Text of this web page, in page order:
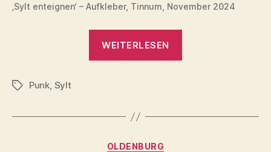
‚Sylt enteignen‘ – Aufkleber, Tinnum, November 2024
WEITERLESEN
Schlagwörter
Punk, Sylt
Kategorien
OLDENBURG